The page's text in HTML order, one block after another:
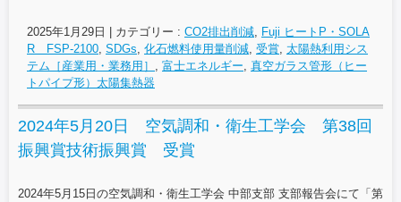
2025年1月29日 カテゴリー : CO2排出削減, Fuji ヒートP・SOLA
R FSP-2100, SDGs, 化石燃料使用量削減, 受賞, 太陽熱利用シス
テム［産業用・業務用］ , 富士エネルギー, 真空ガラス管形（ヒー
トパイプ形）太陽集熱器
2024年5月20日 空気調和・衛生工学会 第38回
振興賞技術振興賞 受賞
2024年5月15日の空気調和・衛生工学会 中部支部 支部報告会にて「第